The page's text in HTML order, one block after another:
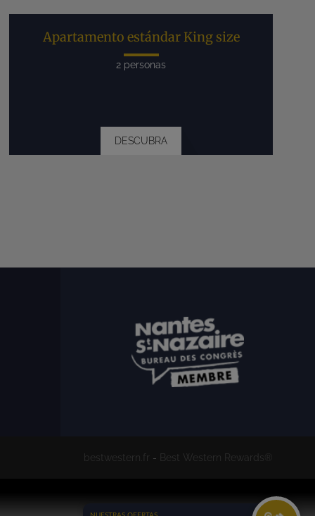
Apartamento estándar King size
2 personas
DESCUBRA
bestwestern.fr - Best Western Rewards®